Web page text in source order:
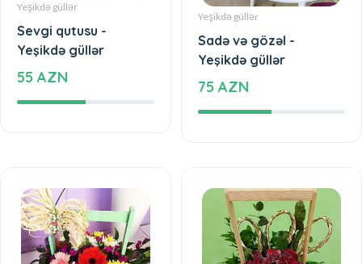
Yeşikdə güllər
Sevgi qutusu -
Yeşikdə güllər
55 AZN
Yeşikdə güllər
Sadə və gözəl -
Yeşikdə güllər
75 AZN